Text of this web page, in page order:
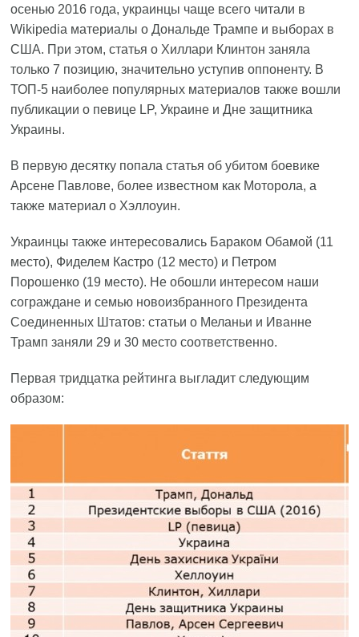
осенью 2016 года, украинцы чаще всего читали в
Wikipedia материалы о Дональде Трампе и выборах в
США. При этом, статья о Хиллари Клинтон заняла
только 7 позицию, значительно уступив оппоненту. В
ТОП-5 наиболее популярных материалов также вошли
публикации о певице LP, Украине и Дне защитника
Украины.
В первую десятку попала статья об убитом боевике
Арсене Павлове, более известном как Моторола, а
также материал о Хэллоуин.
Украинцы также интересовались Бараком Обамой (11
место), Фиделем Кастро (12 место) и Петром
Порошенко (19 место). Не обошли интересом наши
сограждане и семью новоизбранного Президента
Соединенных Штатов: статьи о Меланьи и Иванне
Трамп заняли 29 и 30 место соответственно.
Первая тридцатка рейтинга выгладит следующим
образом: